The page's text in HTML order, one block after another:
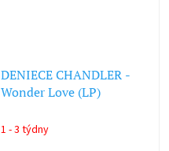
DENIECE CHANDLER -
Wonder Love (LP)
1 - 3 týdny